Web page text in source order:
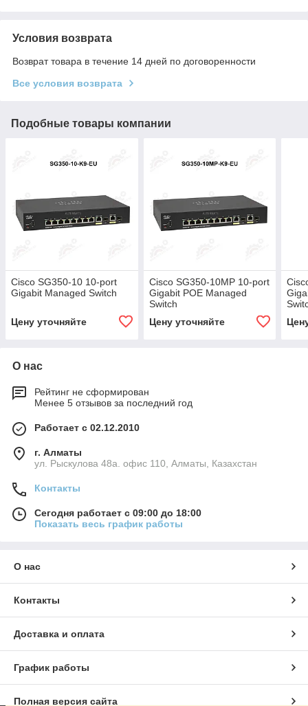
Условия возврата
Возврат товара в течение 14 дней по договоренности
Все условия возврата
Подобные товары компании
Cisco SG350-10 10-port
Gigabit Managed Switch
Цену уточняйте
Cisco SG350-10MP 10-port
Gigabit POE Managed
Switch
Цену уточняйте
О нас
Рейтинг не сформирован
Менее 5 отзывов за последний год
Работает с 02.12.2010
г. Алматы
ул. Рыскулова 48а. офис 110, Алматы, Казахстан
Контакты
Сегодня работает с 09:00 до 18:00
Показать весь график работы
О нас
Контакты
Доставка и оплата
График работы
Полная версия сайта